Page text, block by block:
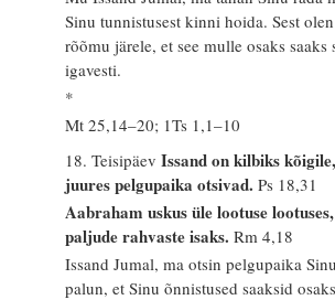
Sinu tunnistusest kinni hoida. Sest
rõõmu järele, et see mulle osaks saaks
igavesti.
*
Mt 25,14–20; 1Ts 1,1–10
18. TeisipäevIssand on kilbiks
juures pelgupaika otsivad.Ps 18,31
Aabraham uskus üle lootuse
paljude rahvaste isaks.Rm 4,18
Issand Jumal, ma otsin pelgupaika
palun, et Sinu õnnistused saaksid